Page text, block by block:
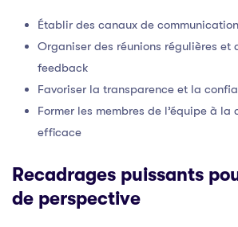
Établir des canaux de
Organiser des réunions régulières et
feedback
Favoriser la transparence et la
Former les membres de l’équipe à la
efficace
Recadrages puissants
de perspective